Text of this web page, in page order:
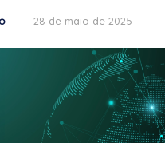
28 de maio de 2025